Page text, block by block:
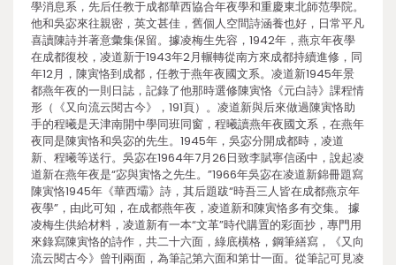
學消息系，先后任教于成都華西協合年夜學和重慶東北師范學院。
他和吳宓來往親密，英文甚佳，舊個人空間詩涵養也好，日常平凡
喜讀陳詩并著意彙集保留。據凌梅生先容，1942年，燕京年夜學
在成都復校，凌道新于1943年2月輾轉從南方來成都持續進修，同
年12月，陳寅恪到成都，任教于燕年夜國文系。凌道新1945年景
都燕年夜的一則日誌，記錄了他那時選修陳寅恪《元白詩》課程情
形（《又向流云閱古今》，191頁）。凌道新與后來做過陳寅恪助
手的程曦是天津南開中學同班同窗，程曦讀燕年夜國文系，在燕年
夜同是陳寅恪和吳宓的先生。1945年，吳宓分開成都時，凌道
新、程曦等送行。吳宓在1964年7月26日致李賦寧信函中，說起凌
道新在燕年夜是“宓與寅恪之先生。”1966年吳宓在凌道新錦冊題寫
陳寅恪1945年《華西壩》詩，其后題跋“時吾三人皆在成都燕京年
夜學”，由此可知，在成都燕年夜，凌道新和陳寅恪多有交集。 據
凌梅生供給材料，凌道新有一本“文革”時代購置的彩面抄，專門用
來錄寫陳寅恪的詩作，共二十六面，綠底橫格，鋼筆繕寫，《又向
流云閱古今》曾刊兩面，為筆記第六面和第廿一面。從筆記可見凌